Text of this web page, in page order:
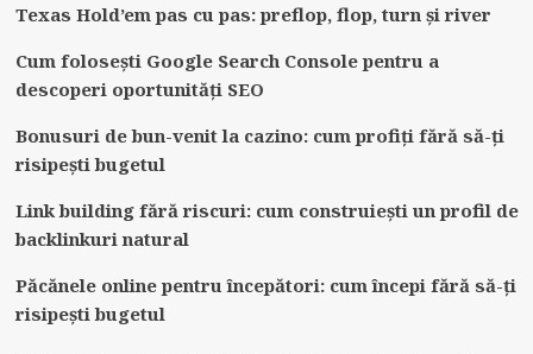
Texas Hold’em pas cu pas: preflop, flop, turn și river
Cum folosești Google Search Console pentru a
descoperi oportunități SEO
Bonusuri de bun-venit la cazino: cum profiți fără să-ți
risipești bugetul
Link building fără riscuri: cum construiești un profil de
backlinkuri natural
Păcănele online pentru începători: cum începi fără să-ți
risipești bugetul